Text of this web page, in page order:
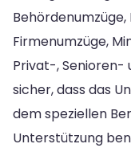
Behördenumzüge,
Firmenumzüge,
Privat-, Senioren-
sicher, dass das
dem speziellen
Unterstützung